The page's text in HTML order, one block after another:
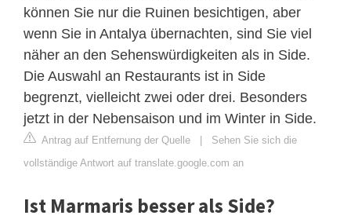
können Sie nur die Ruinen besichtigen, aber
wenn Sie in Antalya übernachten, sind Sie viel
näher an den Sehenswürdigkeiten als in Side.
Die Auswahl an Restaurants ist in Side
begrenzt, vielleicht zwei oder drei. Besonders
jetzt in der Nebensaison und im Winter in Side.
Antrag auf Entfernung der Quelle | Sehen Sie sich die
vollständige Antwort auf translate.google.com an
Ist Marmaris besser als Side?